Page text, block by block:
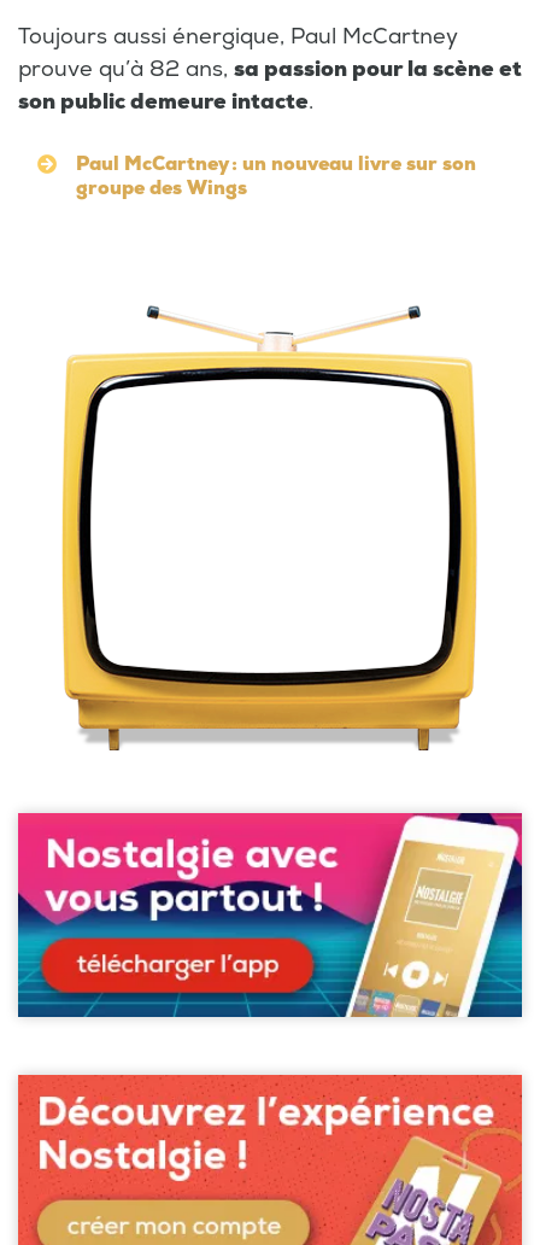
Toujours aussi énergique, Paul McCartney
prouve qu’à 82 ans, sa passion pour la scène et
son public demeure intacte.
Paul McCartney : un nouveau livre sur son
groupe des Wings